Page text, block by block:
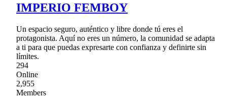
IMPERIO FEMBOY
Un espacio seguro, auténtico y libre donde tú eres el
protagonista. Aquí no eres un número, la comunidad se adapta
a ti para que puedas expresarte con confianza y definirte sin
límites.
294
Online
2,955
Members